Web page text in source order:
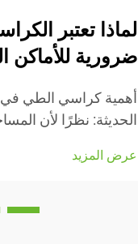
لماذا تعتبر
ضرورية للأماكن
أهمية كراسي الطي في
الحديثة: نظرًا لأن
التكيف أمرٌ بالغ
التحول من مهمة إلى
عرض المزيد